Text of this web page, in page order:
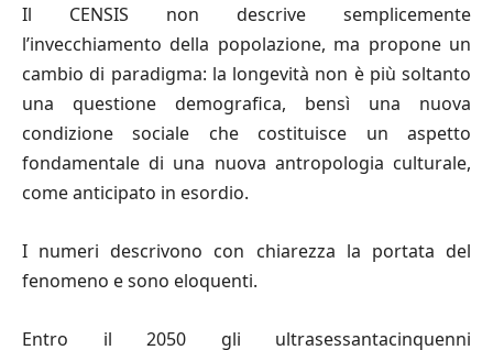
Il CENSIS non descrive semplicemente
l’invecchiamento della popolazione, ma propone un
cambio di paradigma: la longevità non è più soltanto
una questione demografica, bensì una nuova
condizione sociale che costituisce un aspetto
fondamentale di una nuova antropologia culturale,
come anticipato in esordio.
I numeri descrivono con chiarezza la portata del
fenomeno e sono eloquenti.
Entro il 2050 gli ultrasessantacinquenni